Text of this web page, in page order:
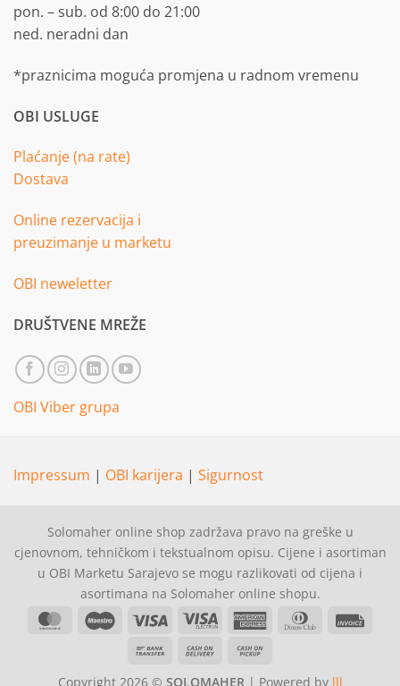
pon. – sub. od 8:00 do 21:00
ned. neradni dan
*praznicima moguća promjena u radnom vremenu
OBI USLUGE
Plaćanje (na rate)
Dostava
Online rezervacija i
preuzimanje u marketu
OBI neweletter
DRUŠTVENE MREŽE
OBI Viber grupa
Impressum | OBI karijera | Sigurnost
Solomaher online shop zadržava pravo na greške u
cjenovnom, tehničkom i tekstualnom opisu. Cijene i asortiman
u OBI Marketu Sarajevo se mogu razlikovati od cijena i
asortimana na Solomaher online shopu.
MasterCardMaestro Visa
Visa
American Dinners
Bank
Cash
Copyright 2026 © SOLOMAHER | Powered by lll